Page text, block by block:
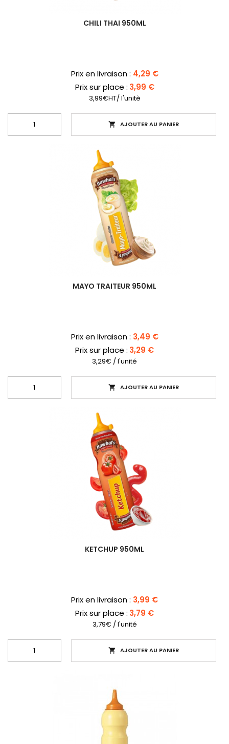
CHILI THAI 950ML
Prix
Prix en livraison : 4,29 €
Prix sur place : 3,99 €
3,99€HT/ l'unitè
 AJOUTER AU PANIER
MAYO TRAITEUR 950ML
Prix
Prix en livraison : 3,49 €
Prix sur place : 3,29 €
3,29€ / l'unité
 AJOUTER AU PANIER
KETCHUP 950ML
Prix
Prix en livraison : 3,99 €
Prix sur place : 3,79 €
3,79€ / l'unité
 AJOUTER AU PANIER